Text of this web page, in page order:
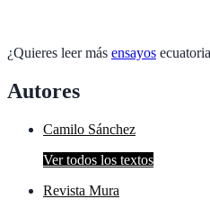
¿Quieres leer más ensayos
Autores
Camilo Sánchez
Ver todos los textos
Revista Mura